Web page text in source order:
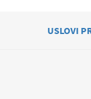
USLOVI